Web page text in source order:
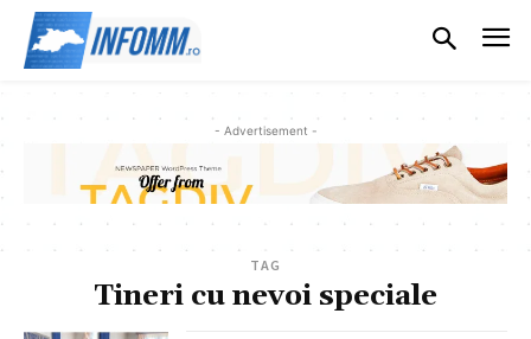
- Advertisement -
TAG
Tineri cu nevoi speciale